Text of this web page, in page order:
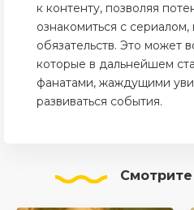
к контенту, позволяя
ознакомиться с
обязательств. Это может
которые в дальнейшем
фанатами, жаждущими
развиваться события.
Смотрите